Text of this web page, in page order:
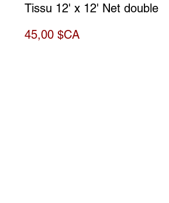
Tissu 12' x 12' Net double
45,00 $CAPrix